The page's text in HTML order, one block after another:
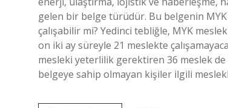
gelen bir belge türüdür. Bu belgenin
çalışabilir mi? Yedinci tebliğle, MYK
on iki ay süreyle 21 meslekte
mesleki yeterlilik gerektiren 36 meslek
belgeye sahip olmayan kişiler ilgili